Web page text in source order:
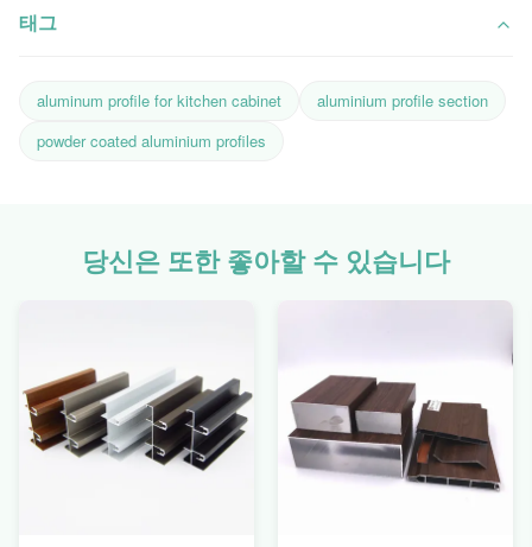
태그
aluminum profile for kitchen cabinet
aluminium profile section
powder coated aluminium profiles
당신은 또한 좋아할 수 있습니다